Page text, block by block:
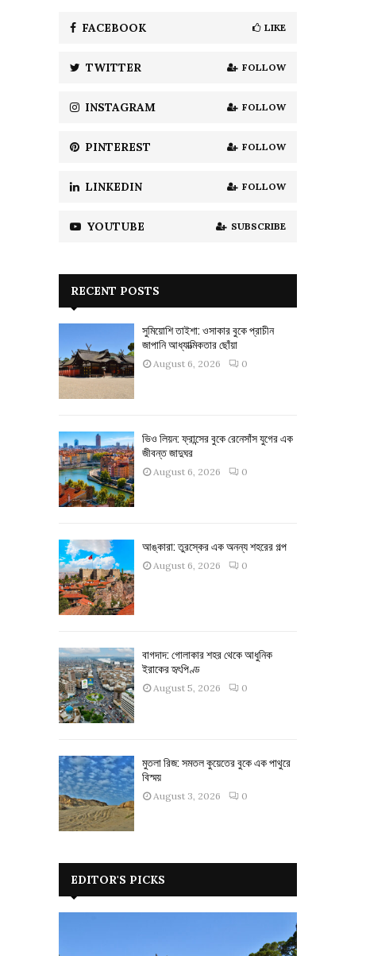
C
H
FACEBOOK LIKE
TWITTER FOLLOW
INSTAGRAM FOLLOW
PINTEREST FOLLOW
LINKEDIN FOLLOW
YOUTUBE SUBSCRIBE
RECENT POSTS
সুমিয়োশি তাইশা: ওসাকার বুকে প্রাচীন
জাপানি আধ্যাত্মিকতার ছোঁয়া
August 6, 2026 0
ভিও লিয়ন: ফ্রান্সের বুকে রেনেসাঁস যুগের এক
জীবন্ত জাদুঘর
August 6, 2026 0
আঙ্কারা: তুরস্কের এক অনন্য শহরের গল্প
August 6, 2026 0
বাগদাদ: গোলাকার শহর থেকে আধুনিক
ইরাকের হৃৎপিণ্ড
August 5, 2026 0
মুতলা রিজ: সমতল কুয়েতের বুকে এক পাথুরে
বিস্ময়
August 3, 2026 0
EDITOR'S PICKS